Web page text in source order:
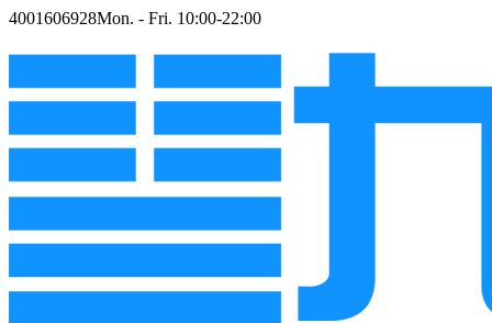
4001606928Mon. - Fri. 10:00-22:00